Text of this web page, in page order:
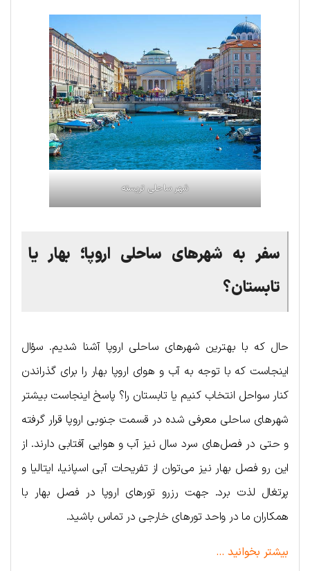
شهر ساحلی تریسته
سفر به شهرهای ساحلی اروپا؛ بهار یا
تابستان؟
حال که با بهترین شهرهای ساحلی اروپا آشنا شدیم. سؤال
اینجاست که با توجه به آب و هوای اروپا بهار را برای گذراندن
کنار سواحل انتخاب کنیم یا تابستان را؟ پاسخ اینجاست بیشتر
شهرهای ساحلی معرفی شده در قسمت جنوبی اروپا قرار گرفته
و حتی در فصل‌های سرد سال نیز آب و هوایی آفتابی دارند. از
این رو فصل بهار نیز می‌توان از تفریحات آبی اسپانیا، ایتالیا و
پرتغال لذت برد. جهت رزرو تورهای اروپا در فصل بهار با
همکاران ما در واحد تورهای خارجی در تماس باشید.
بیشتر بخوانید …